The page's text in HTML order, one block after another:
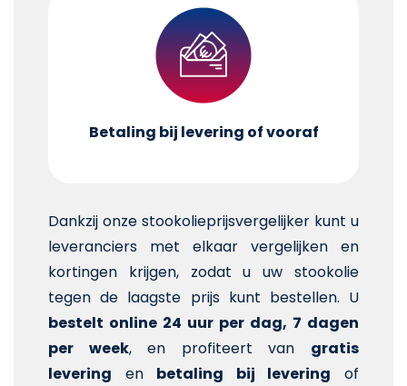
Betaling bij levering of vooraf
Dankzij onze stookolieprijsvergelijker kunt u
leveranciers met elkaar vergelijken en
kortingen krijgen, zodat u uw stookolie
tegen de laagste prijs kunt bestellen. U
bestelt online 24 uur per dag, 7 dagen
per week, en profiteert van gratis
levering en betaling bij levering of